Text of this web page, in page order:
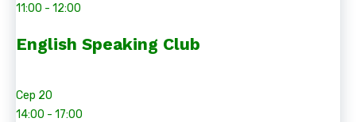
11:00 - 12:00
English Speaking Club
Сер 20
14:00 - 17:00